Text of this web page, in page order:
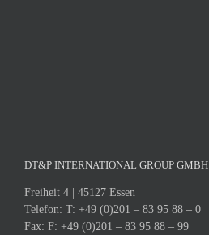
DT&P INTERNATIONAL GROUP GMBH
Freiheit 4 | 45127 Essen
Telefon: T: +49 (0)201 – 83 95 88 – 0
Fax: F: +49 (0)201 – 83 95 88 – 99